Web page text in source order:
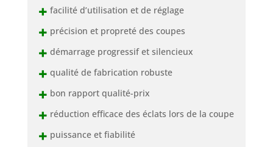
+ facilité d’utilisation et de réglage
+ précision et propreté des coupes
+ démarrage progressif et silencieux
+ qualité de fabrication robuste
+ bon rapport qualité-prix
+ réduction efficace des éclats lors de la coupe
+ puissance et fiabilité